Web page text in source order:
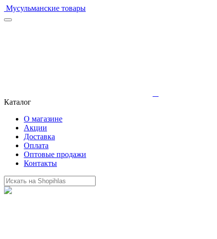
Мусульманские товары
Каталог
О магазине
Акции
Доставка
Оплата
Оптовые продажи
Контакты